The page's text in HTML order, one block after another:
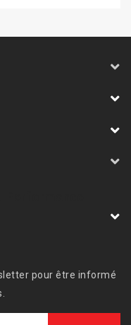
pour être informé